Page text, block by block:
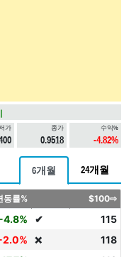
가 종가
0.9518
수익%
-4.82%
6개월 24개월
동률% $100⇨
-4.8% ✔
115
2.0% ❌
118